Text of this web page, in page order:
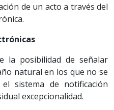
de un acto a través del
la posibilidad de señalar
natural en los que no se
sistema de notificación
excepcionalidad.